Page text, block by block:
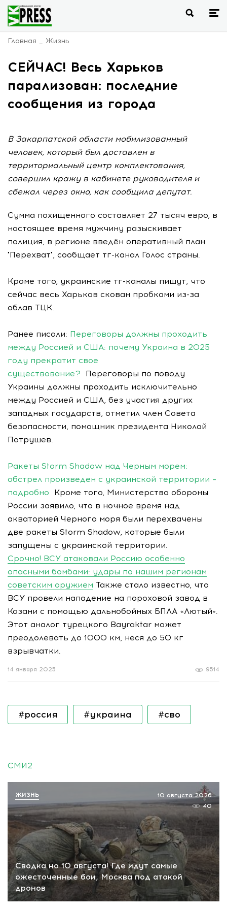
Главная Жизнь
СЕЙЧАС! Весь Харьков
парализован: последние
сообщения из города
В Закарпатской области мобилизованный
человек, который был доставлен в
территориальный центр комплектования,
совершил кражу в кабинете руководителя и
сбежал через окно, как сообщила депутат.
Сумма похищенного составляет 27 тысяч евро, в
настоящее время мужчину разыскивает
полиция, в регионе введён оперативный план
"Перехват", сообщает тг-канал Голос страны.
Кроме того, украинские тг-каналы пишут, что
сейчас весь Харьков скован пробками из-за
облав ТЦК.
Ранее писали: Переговоры должны проходить
между Россией и США: почему Украина в 2025
году прекратит свое
существование? Переговоры по поводу
Украины должны проходить исключительно
между Россией и США, без участия других
западных государств, отметил член Совета
безопасности, помощник президента Николай
Патрушев.
Ракеты Storm Shadow над Черным морем:
обстрел произведен с украинской территории –
подробно Кроме того, Министерство обороны
России заявило, что в ночное время над
акваторией Черного моря были перехвачены
две ракеты Storm Shadow, которые были
запущены с украинской территории.
Срочно! ВСУ атаковали Россию особенно
опасными бомбами: удары по нашим регионам
советским оружием Также стало известно, что
ВСУ провели нападение на пороховой завод в
Казани с помощью дальнобойных БПЛА «Лютый».
Этот аналог турецкого Bayraktar может
преодолевать до 1000 км, неся до 50 кг
взрывчатки.
9514
14 января 2025
#россия #украина #сво
СМИ2
Сводка на 10 августа! Где идут самые
ожесточенные бои, Москва под атакой
дронов
10 августа 2026
40
ЖИЗНЬ